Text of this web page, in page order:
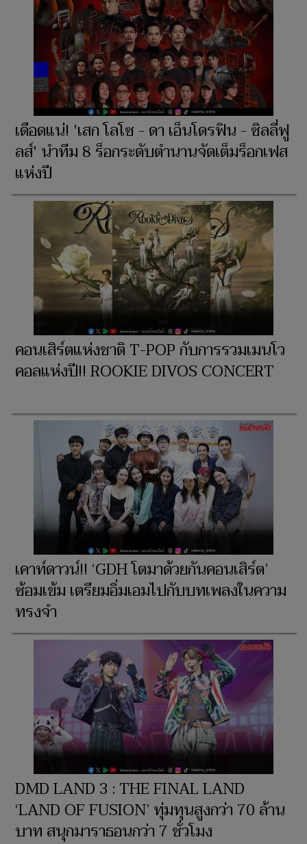
เดือดแน่! 'เสก โลโซ - ดา เอ็นโดรฟิน - ซิลลี่ฟู
ลส์' นำทีม 8 ร็อกระดับตำนานจัดเต็มร็อกเฟส
แห่งปี
คอนเสิร์ตแห่งชาติ T-POP กับการรวมเมนโว
คอลแห่งปี!! ROOKIE DIVOS CONCERT
เคาท์ดาวน์!! ‘GDH โตมาด้วยกันคอนเสิร์ต’
ซ้อมเข้ม เตรียมอิ่มเอมไปกับบทเพลงในความ
ทรงจำ
DMD LAND 3 : THE FINAL LAND
‘LAND OF FUSION’ ทุ่มทุนสูงกว่า 70 ล้าน
บาท สนุกมาราธอนกว่า 7 ชั่วโมง